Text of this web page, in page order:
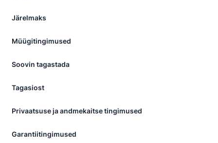
Järelmaks
Müügitingimused
Soovin tagastada
Tagasiost
Privaatsuse ja andmekaitse tingimused
Garantiitingimused